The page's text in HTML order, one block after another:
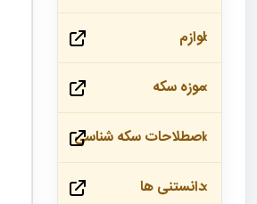
لوازم
موزه سکه
اصطلاحات سکه شناسی
دانستنی ها